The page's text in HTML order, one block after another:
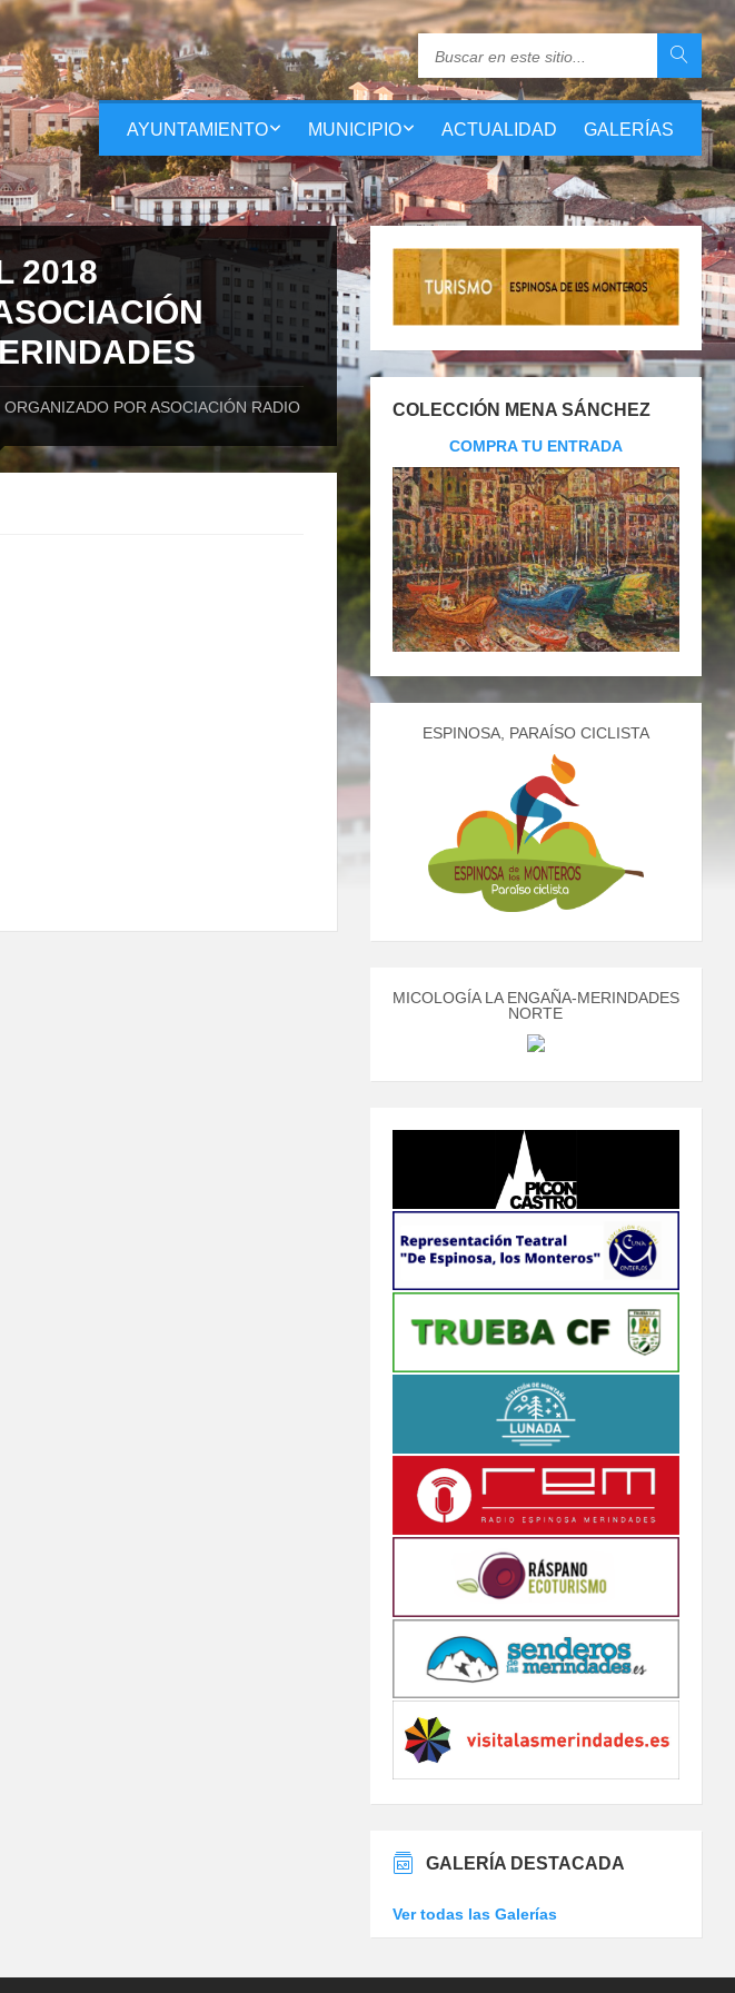
AYUNTAMIENTO MUNICIPIO ACTUALIDAD GALERÍAS
2018
POR ASOCIACIÓN RADIO
COLECCIÓN MENA SÁNCHEZ
COMPRA TU ENTRADA
ESPINOSA, PARAÍSO CICLISTA
MICOLOGÍA LA ENGAÑA-MERINDADES
NORTE
GALERÍA DESTACADA
Ver todas las Galerías